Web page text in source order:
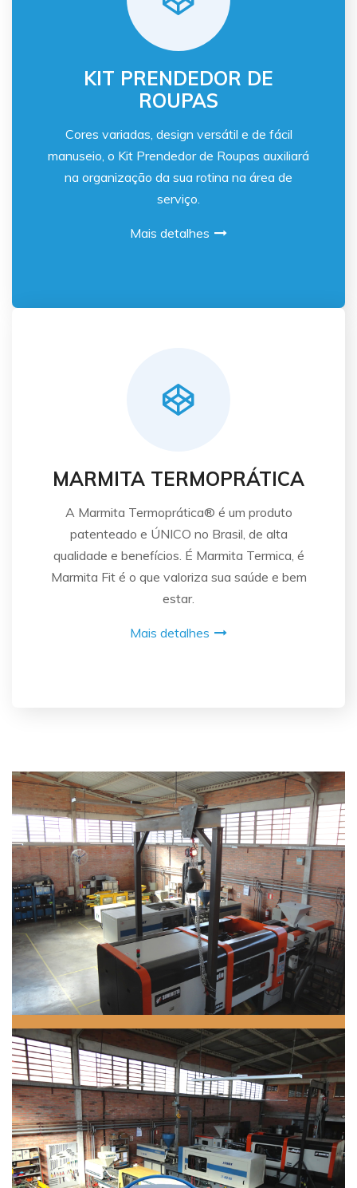
KIT PRENDEDOR DE
ROUPAS
Cores variadas, design versátil e de fácil
manuseio, o Kit Prendedor de Roupas auxiliará
na organização da sua rotina na área de
serviço.
Mais detalhes
MARMITA TERMOPRÁTICA
A Marmita Termoprática® é um produto
patenteado e ÚNICO no Brasil, de alta
qualidade e benefícios. É Marmita Termica, é
Marmita Fit é o que valoriza sua saúde e bem
estar.
Mais detalhes